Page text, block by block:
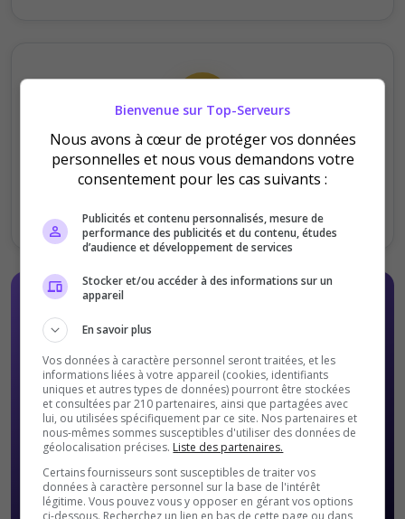
C'est pour offrir ?
Bienvenue sur Top-Serveurs
Nous avons à cœur de protéger vos données
personnelles et nous vous demandons votre
consentement pour les cas suivants :
Publicités et contenu personnalisés, mesure de
performance des publicités et du contenu, études
d’audience et développement de services
Stocker et/ou accéder à des informations sur un
appareil
En savoir plus
Vos données à caractère personnel seront traitées, et les
informations liées à votre appareil (cookies, identifiants
uniques et autres types de données) pourront être stockées
et consultées par 210 partenaires, ainsi que partagées avec
lui, ou utilisées spécifiquement par ce site. Nos partenaires et
nous-mêmes sommes susceptibles d'utiliser des données de
géolocalisation précises. Liste des partenaires.
Certains fournisseurs sont susceptibles de traiter vos
données à caractère personnel sur la base de l'intérêt
légitime. Vous pouvez vous y opposer en gérant vos options
ci-dessous. Recherchez un lien en bas de cette page ou dans